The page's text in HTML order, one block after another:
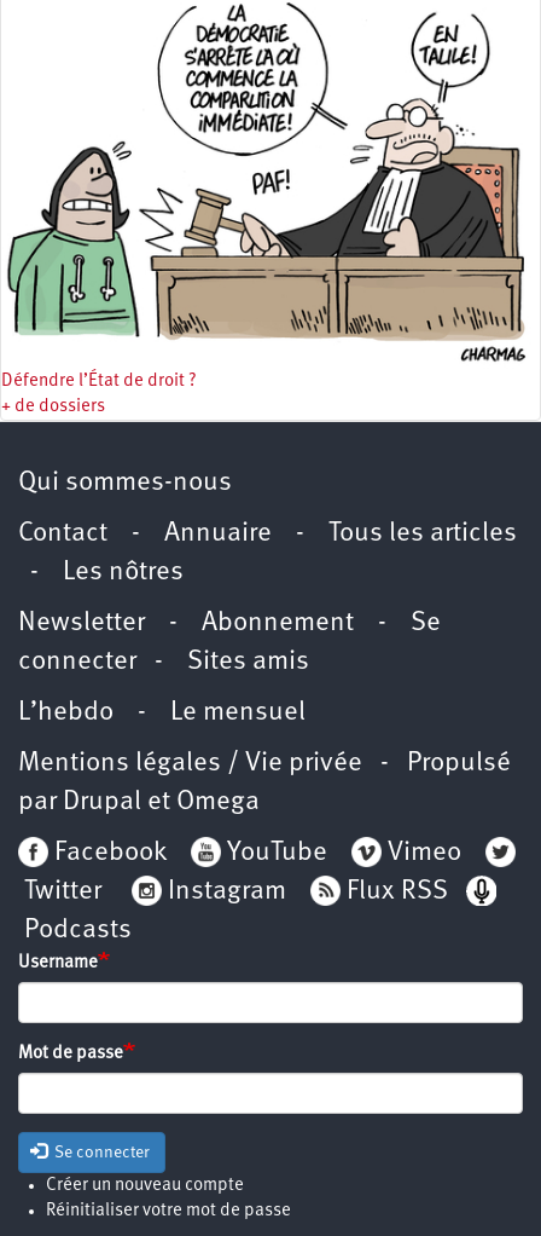
Défendre l’État de droit ?
+ de dossiers
Qui sommes-nous
Contact - Annuaire -
Tous les articles
- Les nôtres
Newsletter- Abonnement - Se
connecter- Sites amis
L’hebdo - Le mensuel
Mentions légales / Vie privée - Propulsé
par Drupal et Omega
Facebook
YouTube
Vimeo
Twitter
Instagram
Flux RSS
Podcasts
Username
Mot de passe
Se connecter
Créer un nouveau compte
Réinitialiser votre mot de passe